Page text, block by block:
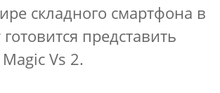
складного смартфона в
представить
Vs 2.